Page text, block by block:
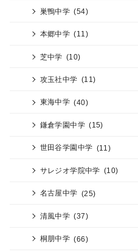
巣鴨中学 (54)
本郷中学 (11)
芝中学 (10)
攻玉社中学 (11)
東海中学 (40)
鎌倉学園中学 (15)
世田谷学園中学 (11)
サレジオ学院中学 (10)
名古屋中学 (25)
清風中学 (37)
桐朋中学 (66)